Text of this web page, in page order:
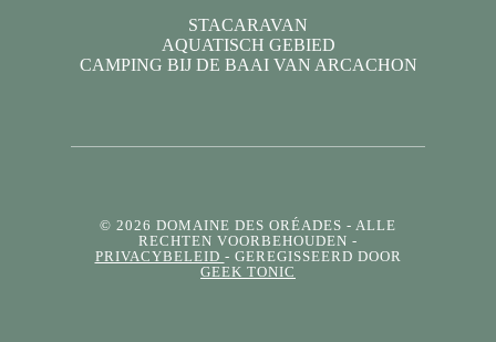
STACARAVAN
AQUATISCH GEBIED
CAMPING BIJ DE BAAI VAN ARCACHON
© 2026 DOMAINE DES ORÉADES - ALLE
RECHTEN VOORBEHOUDEN -
PRIVACYBELEID - GEREGISSEERD DOOR
GEEK TONIC